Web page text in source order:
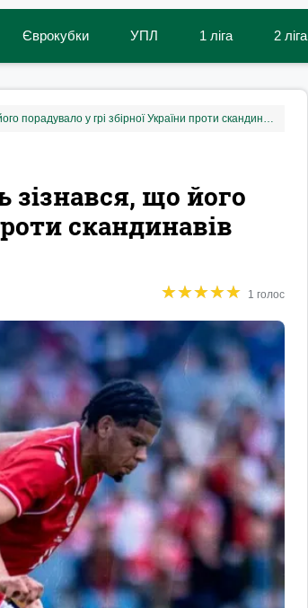
Єврокубки УПЛ 1 ліга 2 ліга
«Прикро, але не соромно»: фахівець зізнався, що його порадувало у грі збірної України проти скандинавів
зізнався, що його
скандинавів
★★★★★
★★★★★ 1 голос